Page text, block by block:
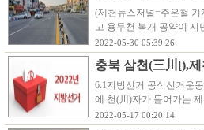
(제천뉴스저널=주은철 기
고 용두천 복개 공약이
2022-05-30 05:39:26
충북 삼천(三川[),
6.1지방선거 공식선거운
에 천(川)자가 들어가는
2022-05-17 00:20:14